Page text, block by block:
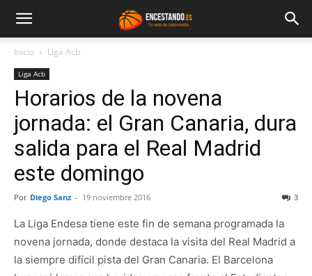
Inicio Liga Acb
Liga Acb
Horarios de la novena
jornada: el Gran Canaria, dura
salida para el Real Madrid
este domingo
Por Diego Sanz - 19 noviembre 2016 3
La Liga Endesa tiene este fin de semana programada la
novena jornada, donde destaca la visita del Real Madrid a
la siempre difícil pista del Gran Canaria. El Barcelona